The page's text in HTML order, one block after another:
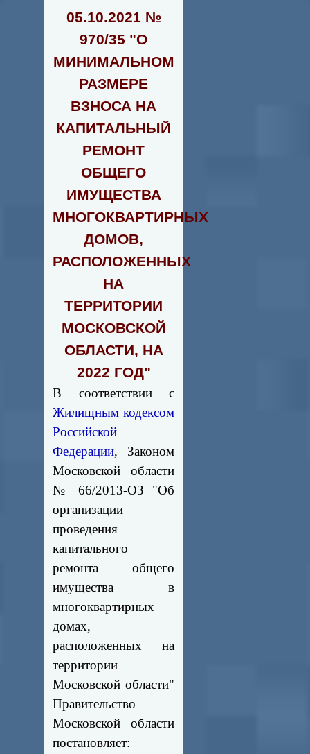
05.10.2021 №
970/35 "О
МИНИМАЛЬНОМ
РАЗМЕРЕ
ВЗНОСА НА
КАПИТАЛЬНЫЙ
РЕМОНТ
ОБЩЕГО
ИМУЩЕСТВА
МНОГОКВАРТИРНЫХ
ДОМОВ,
РАСПОЛОЖЕННЫХ
НА
ТЕРРИТОРИИ
МОСКОВСКОЙ
ОБЛАСТИ, НА
2022 ГОД"
В соответствии с
Жилищным кодексом
Российской
Федерации, Законом
Московской области
№ 66/2013-ОЗ "Об
организации
проведения
капитального
ремонта общего
имущества в
многоквартирных
домах,
расположенных на
территории
Московской области"
Правительство
Московской области
постановляет: